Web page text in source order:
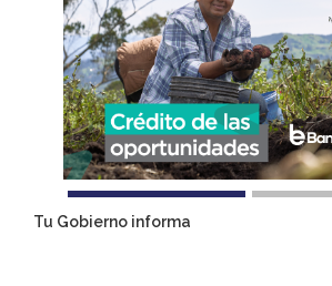
Tu Gobierno informa